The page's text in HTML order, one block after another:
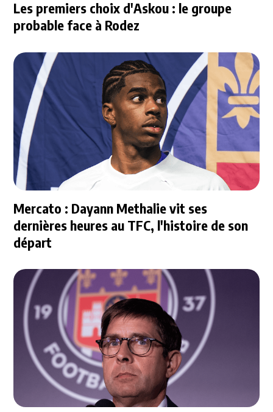
Les premiers choix d'Askou : le groupe
probable face à Rodez
Mercato : Dayann Methalie vit ses
dernières heures au TFC, l'histoire de son
départ